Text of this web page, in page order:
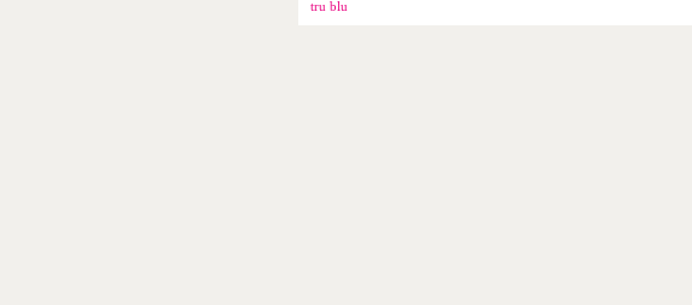
tru blu